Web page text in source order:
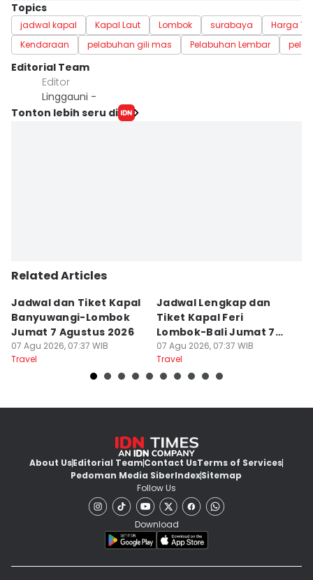
Topics
jadwal kapal Kapal Laut Lombok surabaya
Harga
Kendaraan
pelabuhan gili mas Pelabuhan Lembar
Editorial Team
Editor
Linggauni -
Tonton lebih seru di
Related Articles
Jadwal dan Tiket Kapal
Banyuwangi-Lombok
Jumat 7 Agustus 2026
07 Agu 2026, 07:37 WIB
Travel
Jadwal Lengkap dan
Tiket Kapal Feri
Lombok-Bali Jumat 7
Agustus 2026
07 Agu 2026, 07:37 WIB
Travel
About UsEditorial TeamContact UsTerms of Services
Pedoman Media SiberIndexSitemap
Follow Us
Download